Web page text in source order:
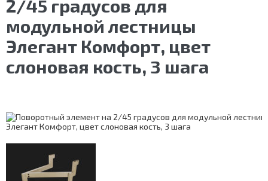
2/45 градусов для
модульной лестницы
Элегант Комфорт, цвет
слоновая кость, 3 шага